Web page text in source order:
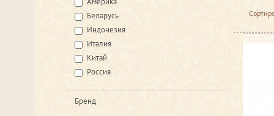
Беларусь
Индонезия
Италия
Китай
Россия
Бренд